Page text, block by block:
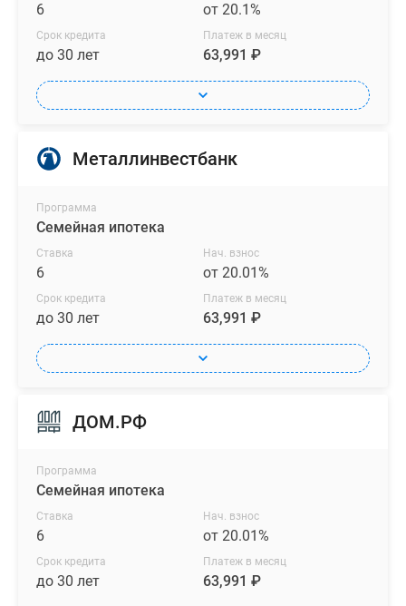
6 от 20.1%
Срок кредита
до 30 лет
Платеж в месяц
63,991 ₽
Металлинвестбанк
Программа
Семейная ипотека
Ставка
6
Нач. взнос
от 20.01%
Срок кредита
до 30 лет
Платеж в месяц
63,991 ₽
ДОМ.РФ
Программа
Семейная ипотека
Ставка
6
Нач. взнос
от 20.01%
Срок кредита
до 30 лет
Платеж в месяц
63,991 ₽